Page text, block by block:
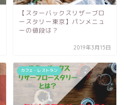
【スターバックスリザーブロ
ースタリー東京】パンメニュ
ーの値段は？
2019年3月15日
カフェ・レストラン